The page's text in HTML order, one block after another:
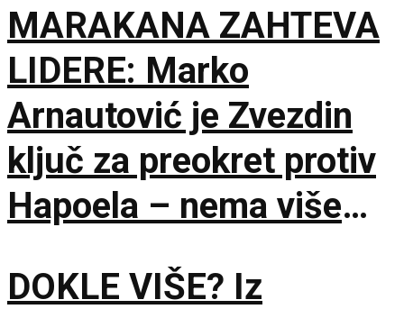
MARAKANA ZAHTEVA
LIDERE: Marko
Arnautović je Zvezdin
ključ za preokret protiv
Hapoela – nema više
DOKLE VIŠE? Iz